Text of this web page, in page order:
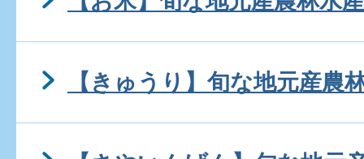
【きゅうり】旬な地元産農